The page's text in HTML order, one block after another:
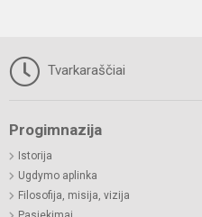
Tvarkaraščiai
Progimnazija
Istorija
Ugdymo aplinka
Filosofija, misija, vizija